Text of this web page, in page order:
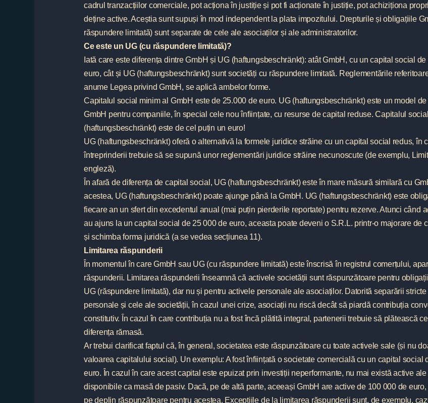
cadrul tranzacțiilor comerciale, pot acționa în justiție și pot fi acționate în justiție, pot achiziționa
deține active. Aceștia sunt supuși în mod independent la plata impozitului. Drepturile și obligațiile
răspundere limitată) sunt separate de cele ale asociaților și ale administratorilor.
Ce este un UG (cu răspundere limitată)?
Iată care este diferența dintre GmbH și UG (haftungsbeschränkt): atât GmbH, cu un capital social
euro, cât și UG (haftungsbeschränkt) sunt societăți cu răspundere limitată. Reglementările
anume Legea privind GmbH, se aplică ambelor forme.
Capitalul social minim al GmbH este de 25.000 de euro. UG (haftungsbeschränkt) este un model de
GmbH pentru companiile, în special cele nou înființate, cu resurse de capital reduse. Capitalul
(haftungsbeschränkt) este de cel puțin un euro!
UG (haftungsbeschränkt) oferă o alternativă la formele juridice străine cu un capital social redus, în
întreprinderii trebuie să se supună unor reglementări juridice străine necunoscute (de exemplu,
engleză).
În afară de diferența de capital social, UG (haftungsbeschränkt) este în mare măsură similară cu
acestea, UG (haftungsbeschränkt) poate ajunge până la GmbH. UG (haftungsbeschränkt) este
fiecare an un sfert din excedentul anual (mai puțin pierderile reportate) pentru rezerve. Atunci când
au ajuns la un capital social de 25 000 de euro, aceasta poate deveni o S.R.L. printr-o majorare de
și schimba forma juridică (a se vedea secțiunea 11).
Limitarea răspunderii
În momentul în care GmbH sau UG (cu răspundere limitată) este înscrisă în registrul comerțului,
răspunderii. Limitarea răspunderii înseamnă că activele societății sunt răspunzătoare pentru
UG (răspundere limitată), dar nu și pentru activele personale ale asociaților. Datorită separării
personale și cele ale societății, în cazul unei crize, asociații nu riscă decât să piardă contribuția
constitutiv. În cazul în care contribuția nu a fost încă plătită integral, partenerii trebuie să plătească
diferența rămasă.
Ar trebui clarificat faptul că, în general, societatea este răspunzătoare cu toate activele sale (și nu
valoarea capitalului social). Un exemplu: A fost înființată o societate comercială cu un capital social
euro. În cazul în care acest capital este epuizat prin investiții neperformante, nu mai există active
disponibile ca masă de pasiv. Dacă, pe de altă parte, aceeași GmbH are active de 100 000 de
pe deplin răspunzătoare pentru acestea. Excepțiile de la limitarea răspunderii sunt, de exemplu,